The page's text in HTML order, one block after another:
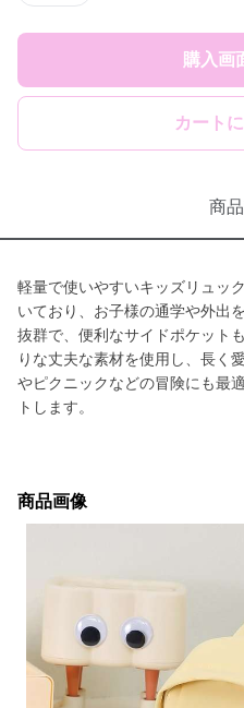
購入画
カート
商
軽量で使いやすいキッズリュッ
いており、お子様の通学や外出
抜群で、便利なサイドポケット
りな丈夫な素材を使用し、長く
やピクニックなどの冒険にも最
トします。
商品画像